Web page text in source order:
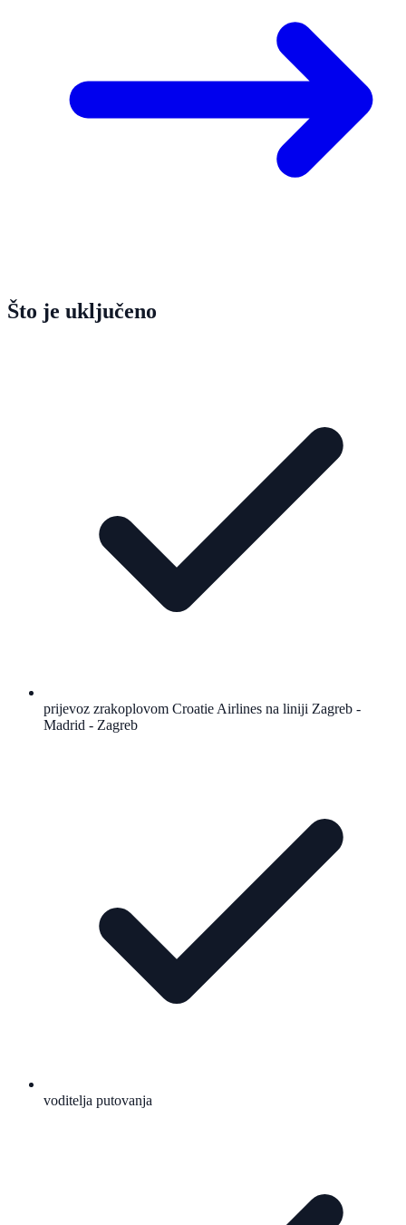
Što je uključeno
prijevoz zrakoplovom Croatie Airlines na liniji Zagreb -
Madrid - Zagreb
voditelja putovanja